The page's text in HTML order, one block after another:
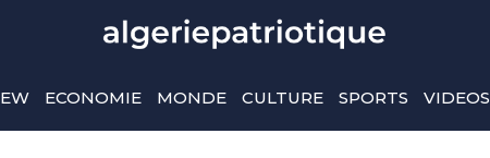
ECONOMIE MONDE CULTURE SPORTS VIDEOS